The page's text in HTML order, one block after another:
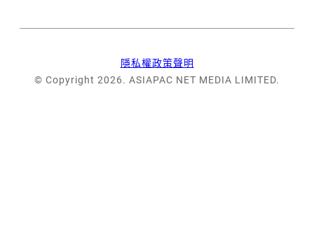
隱私權政策聲明
© Copyright 2026. ASIAPAC NET MEDIA LIMITED.